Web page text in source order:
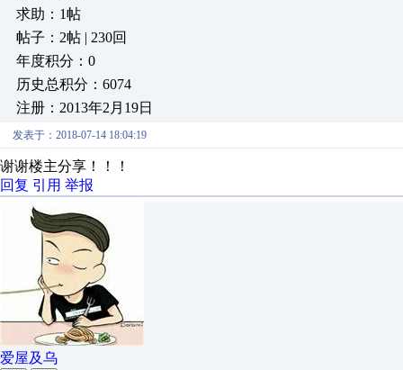
求助：1帖
帖子：2帖 | 230回
年度积分：0
历史总积分：6074
注册：2013年2月19日
发表于：2018-07-14 18:04:19
谢谢楼主分享！！！
回复 引用 举报
爱屋及乌